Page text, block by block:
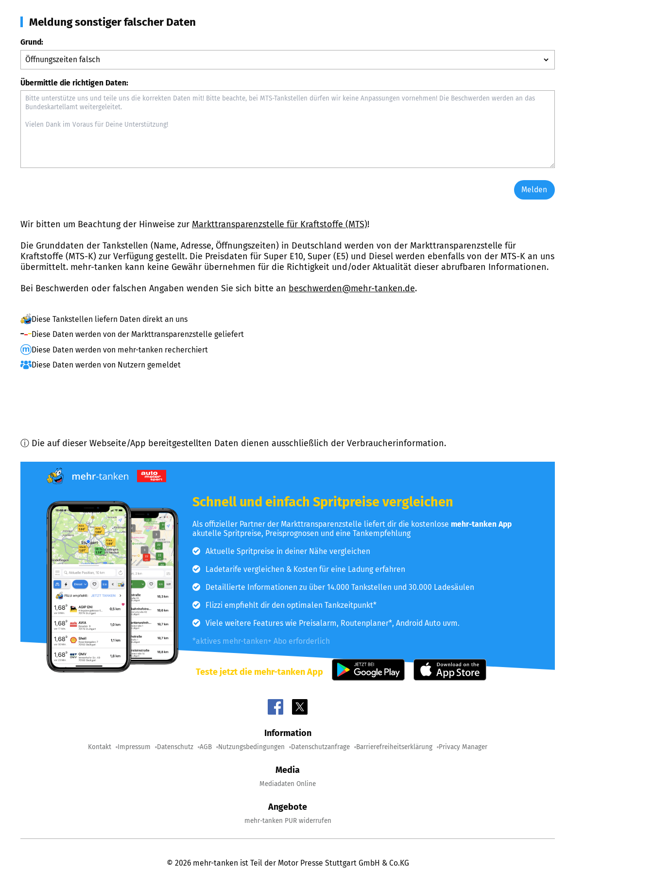
Meldung sonstiger falscher Daten
Grund:
Übermittle die richtigen Daten:
Melden
Wir bitten um Beachtung der Hinweise zur Markttransparenzstelle für Kraftstoffe (MTS)!
Die Grunddaten der Tankstellen (Name, Adresse, Öffnungszeiten) in Deutschland werden von der Markttransparenzstelle für
Kraftstoffe (MTS-K) zur Verfügung gestellt. Die Preisdaten für Super E10, Super (E5) und Diesel werden ebenfalls von der MTS-K an uns
übermittelt. mehr-tanken kann keine Gewähr übernehmen für die Richtigkeit und/oder Aktualität dieser abrufbaren Informationen.
Bei Beschwerden oder falschen Angaben wenden Sie sich bitte an beschwerden@mehr-tanken.de.
Diese Tankstellen liefern Daten direkt an uns
Diese Daten werden von der Markttransparenzstelle geliefert
Diese Daten werden von mehr-tanken recherchiert
Diese Daten werden von Nutzern gemeldet
ⓘ Die auf dieser Webseite/App bereitgestellten Daten dienen ausschließlich der Verbraucherinformation.
Schnell und einfach Spritpreise vergleichen
Als offizieller Partner der Markttransparenzstelle liefert dir die kostenlose mehr-tanken App
akutelle Spritpreise, Preisprognosen und eine Tankempfehlung
Aktuelle Spritpreise in deiner Nähe vergleichen
Ladetarife vergleichen & Kosten für eine Ladung erfahren
Detaillierte Informationen zu über 14.000 Tankstellen und 30.000 Ladesäulen
Flizzi empfiehlt dir den optimalen Tankzeitpunkt*
Viele weitere Features wie Preisalarm, Routenplaner*, Android Auto uvm.
*aktives mehr-tanken+ Abo erforderlich
Teste jetzt die mehr-tanken App
Information
Kontakt Impressum Datenschutz AGB Nutzungsbedingungen Datenschutzanfrage Barrierefreiheitserklärung Privacy Manager
Media
Mediadaten Online
Angebote
mehr-tanken PUR widerrufen
© 2026 mehr-tanken ist Teil der Motor Presse Stuttgart GmbH & Co.KG